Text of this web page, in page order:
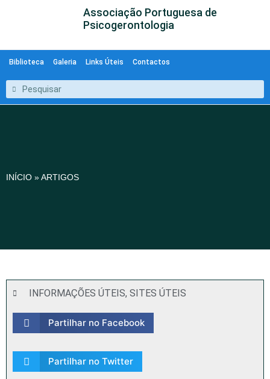
Associação Portuguesa de
Psicogerontologia
Biblioteca Galeria Links Úteis Contactos
INÍCIO »ARTIGOS
INFORMAÇÕES ÚTEIS, SITES ÚTEIS
Partilhar no Facebook
Partilhar no Twitter